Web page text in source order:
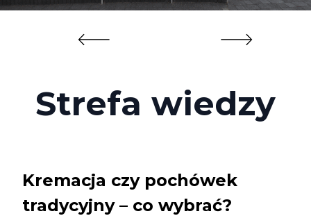
Strefa wiedzy
Kremacja czy pochówek
tradycyjny – co wybrać?